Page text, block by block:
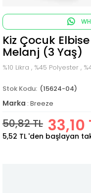
Kiz Çocuk
Melanj (3 Yaş)
%10 Likra , %45 Polyester ,
(15624-04)
Marka : Breeze
50,82 TL 33,10
5,52 TL 'den başlayan